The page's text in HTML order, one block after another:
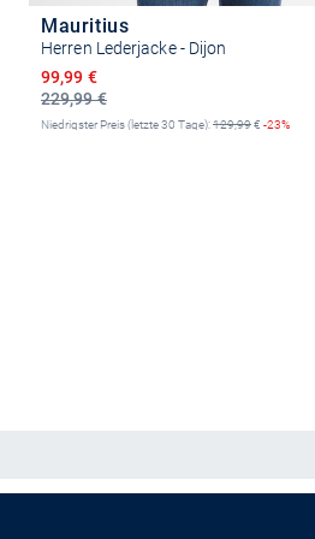
Mauritius
Herren Lederjacke - Dijon
229,99 €
Ermäßigter Preis
99,99 €
Niedrigster Preis (letzte 30 Tage):129,99€ -23%